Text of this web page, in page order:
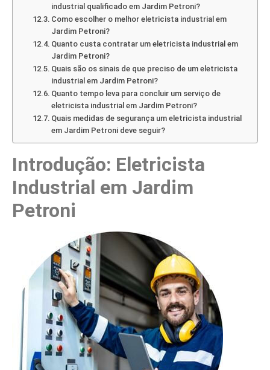
industrial qualificado em Jardim Petroni?
Como escolher o melhor eletricista industrial em
Jardim Petroni?
Quanto custa contratar um eletricista industrial em
Jardim Petroni?
Quais são os sinais de que preciso de um eletricista
industrial em Jardim Petroni?
Quanto tempo leva para concluir um serviço de
eletricista industrial em Jardim Petroni?
Quais medidas de segurança um eletricista industrial
em Jardim Petroni deve seguir?
Introdução: Eletricista
Industrial em Jardim
Petroni